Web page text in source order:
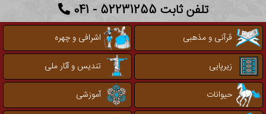
تلفن ثابت 52231255 - 041
قرآنی و مذهبی
اشرافی و چهره
زیرپایی
تندیس و آثار ملی
حیوانات
آموزشی